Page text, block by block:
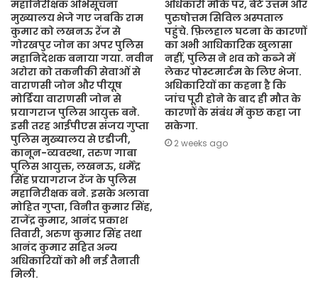
महानिरीक्षक अभिसूचना
मुख्यालय भेजे गए जबकि राम
कुमार को लखनऊ रेंज से
गोरखपुर जोन का अपर पुलिस
महानिदेशक बनाया गया. नवीन
अरोरा को तकनीकी सेवाओं से
वाराणसी जोन और पीयूष
मोर्डिया वाराणसी जोन से
प्रयागराज पुलिस आयुक्त बने.
इसी तरह आईपीएस संजय गुप्ता
पुलिस मुख्यालय से एडीजी,
कानून-व्यवस्था, तरुण गाबा
पुलिस आयुक्त, लखनऊ, धर्मेंद्र
सिंह प्रयागराज रेंज के पुलिस
महानिरीक्षक बने. इसके अलावा
मोहित गुप्ता, विनीत कुमार सिंह,
राजेंद्र कुमार, आनंद प्रकाश
तिवारी, अरुण कुमार सिंह तथा
आनंद कुमार सहित अन्य
अधिकारियों को भी नई तैनाती
मिली.
अधिकारी मौके पर, बेटे उत्तम और
पुरुषोत्तम सिविल अस्पताल
पहुंचे. फ़िलहाल घटना के कारणों
का अभी आधिकारिक खुलासा
नहीं, पुलिस ने शव को कब्जे में
लेकर पोस्टमार्टम के लिए भेजा.
अधिकारियों का कहना है कि
जांच पूरी होने के बाद ही मौत के
कारणों के संबंध में कुछ कहा जा
सकेगा.
2 weeks ago